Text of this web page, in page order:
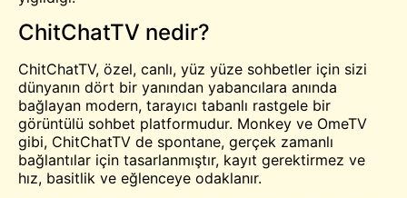
ChitChatTV nedir?
ChitChatTV, özel, canlı, yüz yüze sohbetler için sizi
dünyanın dört bir yanından yabancılara anında
bağlayan modern, tarayıcı tabanlı rastgele bir
görüntülü sohbet platformudur. Monkey ve OmeTV
gibi, ChitChatTV de spontane, gerçek zamanlı
bağlantılar için tasarlanmıştır, kayıt gerektirmez ve
hız, basitlik ve eğlenceye odaklanır.